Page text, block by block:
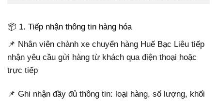
📦 1. Tiếp nhận thông tin hàng hóa
📌 Nhân viên chành xe chuyển hàng Huế Bạc Liêu tiếp
nhận yêu cầu gửi hàng từ khách qua điện thoại hoặc
trực tiếp
📌 Ghi nhận đầy đủ thông tin: loại hàng, số lượng, khối